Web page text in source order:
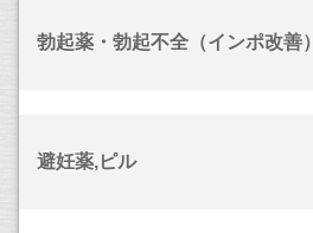
勃起薬・勃起不全（インポ改善）
避妊薬,ピル